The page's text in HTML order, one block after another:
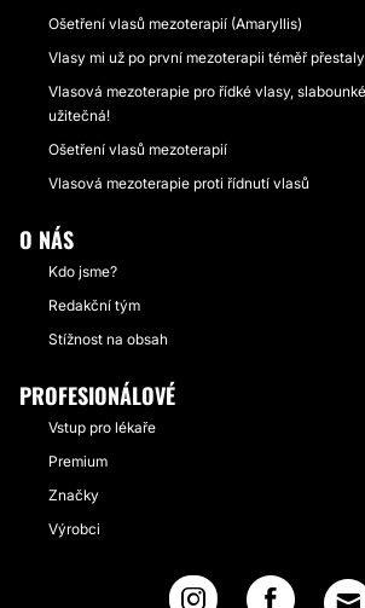
Ošetření vlasů mezoterapií (Amaryllis)
Vlasy mi už po první mezoterapii téměř
Vlasová mezoterapie pro řídké vlasy,
užitečná!
Ošetření vlasů mezoterapií
Vlasová mezoterapie proti řídnutí vlasů
O NÁS
Kdo jsme?
Redakční tým
Stížnost na obsah
PROFESIONÁLOVÉ
Vstup pro lékaře
Premium
Značky
Výrobci